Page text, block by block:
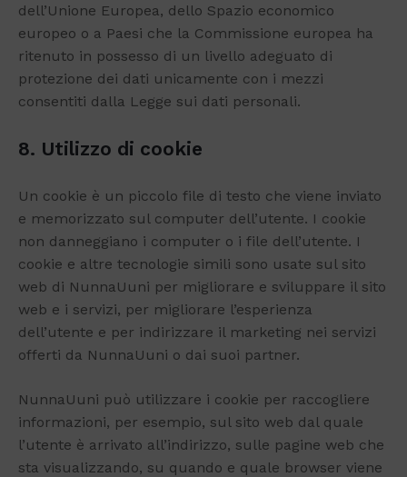
dell’Unione Europea, dello Spazio economico
europeo o a Paesi che la Commissione europea ha
ritenuto in possesso di un livello adeguato di
protezione dei dati unicamente con i mezzi
consentiti dalla Legge sui dati personali.
8. Utilizzo di cookie
Un cookie è un piccolo file di testo che viene inviato
e memorizzato sul computer dell’utente. I cookie
non danneggiano i computer o i file dell’utente. I
cookie e altre tecnologie simili sono usate sul sito
web di NunnaUuni per migliorare e sviluppare il sito
web e i servizi, per migliorare l’esperienza
dell’utente e per indirizzare il marketing nei servizi
offerti da NunnaUuni o dai suoi partner.
NunnaUuni può utilizzare i cookie per raccogliere
informazioni, per esempio, sul sito web dal quale
l’utente è arrivato all’indirizzo, sulle pagine web che
sta visualizzando, su quando e quale browser viene